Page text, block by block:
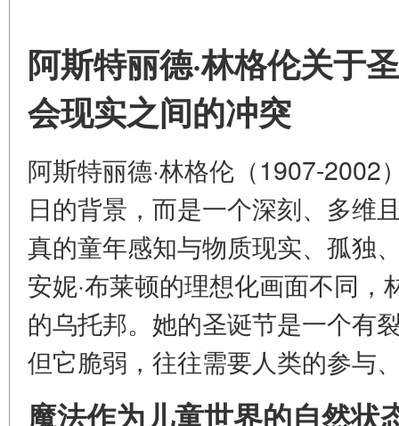
阿斯特丽德·林格伦关于
会现实之间的冲突
阿斯特丽德·林格伦（1907-2002
日的背景，而是一个深刻、多维
真的童年感知与物质现实、孤独
安妮·布莱顿的理想化画面不同
的乌托邦。她的圣诞节是一个有
但它脆弱，往往需要人类的参与
魔法作为儿童世界的自然状